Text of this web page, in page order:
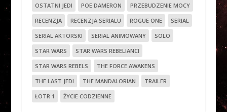
OSTATNI JEDI
POE DAMERON
PRZEBUDZENIE MOCY
RECENZJA
RECENZJA SERIALU ROGUE ONE
SERIAL
SERIAL AKTORSKI
SERIAL ANIMOWANY
SOLO
STAR WARS
STAR WARS REBELIANCI
STAR WARS REBELS
THE FORCE AWAKENS
THE LAST JEDI
THE MANDALORIAN
TRAILER
ŁOTR 1
ŻYCIE CODZIENNE